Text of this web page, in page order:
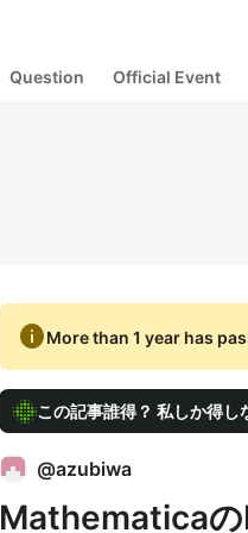
Question Official Event
infoMore than 1 year has
この記事誰得？ 私しか得し
@azubiwa
Mathematica